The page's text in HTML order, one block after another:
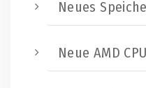
Neues
Neue AMD